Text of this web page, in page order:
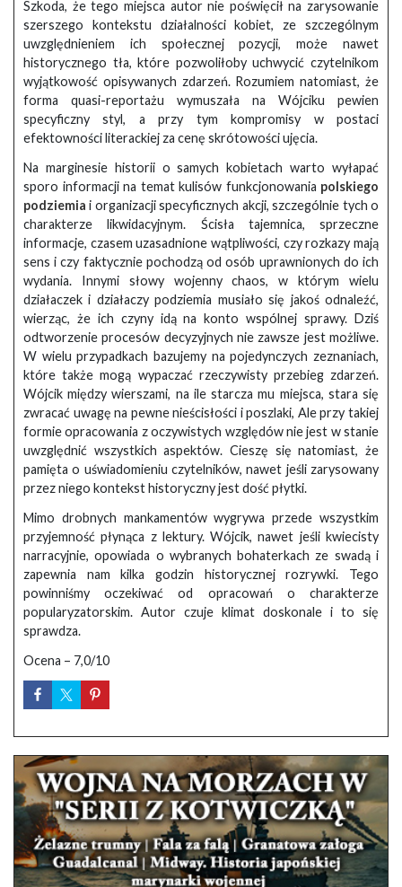
Szkoda, że tego miejsca autor nie poświęcił na zarysowanie
szerszego kontekstu działalności kobiet, ze szczególnym
uwzględnieniem ich społecznej pozycji, może nawet
historycznego tła, które pozwoliłoby uchwycić czytelnikom
wyjątkowość opisywanych zdarzeń. Rozumiem natomiast, że
forma quasi-reportażu wymuszała na Wójciku pewien
specyficzny styl, a przy tym kompromisy w postaci
efektowności literackiej za cenę skrótowości ujęcia.
Na marginesie historii o samych kobietach warto wyłapać
sporo informacji na temat kulisów funkcjonowania polskiego
podziemia i organizacji specyficznych akcji, szczególnie tych o
charakterze likwidacyjnym. Ścisła tajemnica, sprzeczne
informacje, czasem uzasadnione wątpliwości, czy rozkazy mają
sens i czy faktycznie pochodzą od osób uprawnionych do ich
wydania. Innymi słowy wojenny chaos, w którym wielu
działaczek i działaczy podziemia musiało się jakoś odnaleźć,
wierząc, że ich czyny idą na konto wspólnej sprawy. Dziś
odtworzenie procesów decyzyjnych nie zawsze jest możliwe.
W wielu przypadkach bazujemy na pojedynczych zeznaniach,
które także mogą wypaczać rzeczywisty przebieg zdarzeń.
Wójcik między wierszami, na ile starcza mu miejsca, stara się
zwracać uwagę na pewne nieścisłości i poszlaki, Ale przy takiej
formie opracowania z oczywistych względów nie jest w stanie
uwzględnić wszystkich aspektów. Cieszę się natomiast, że
pamięta o uświadomieniu czytelników, nawet jeśli zarysowany
przez niego kontekst historyczny jest dość płytki.
Mimo drobnych mankamentów wygrywa przede wszystkim
przyjemność płynąca z lektury. Wójcik, nawet jeśli kwiecisty
narracyjnie, opowiada o wybranych bohaterkach ze swadą i
zapewnia nam kilka godzin historycznej rozrywki. Tego
powinniśmy oczekiwać od opracowań o charakterze
popularyzatorskim. Autor czuje klimat doskonale i to się
sprawdza.
Ocena – 7,0/10